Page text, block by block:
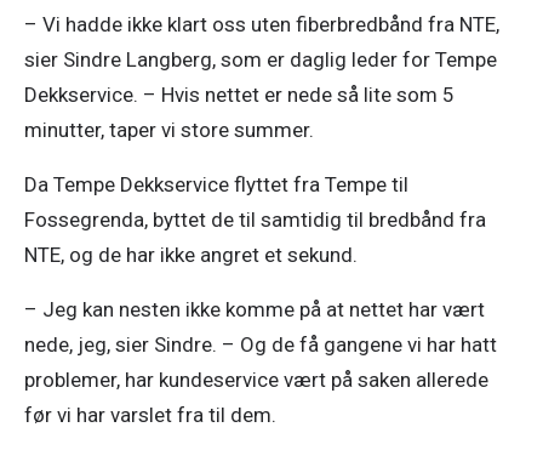
– Vi hadde ikke klart oss uten fiberbredbånd fra NTE,
sier Sindre Langberg, som er daglig leder for Tempe
Dekkservice. – Hvis nettet er nede så lite som 5
minutter, taper vi store summer.
Da Tempe Dekkservice flyttet fra Tempe til
Fossegrenda, byttet de til samtidig til bredbånd fra
NTE, og de har ikke angret et sekund.
– Jeg kan nesten ikke komme på at nettet har vært
nede, jeg, sier Sindre. – Og de få gangene vi har hatt
problemer, har kundeservice vært på saken allerede
før vi har varslet fra til dem.